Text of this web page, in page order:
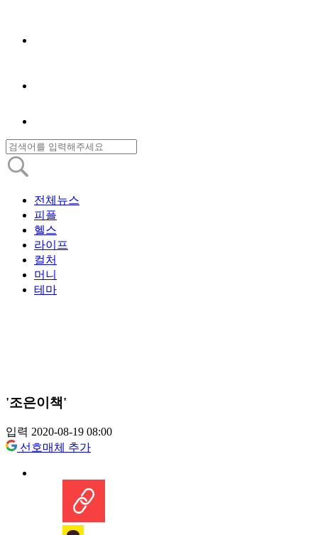
전체뉴스
피플
헬스
라이프
컬처
머니
테마
'조은이책'
입력 2020-08-19 08:00
선호매체 추가